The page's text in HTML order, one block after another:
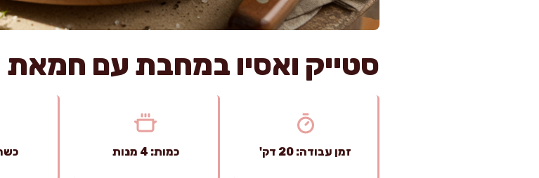
סטייק ואסיו במחבת עם חמאת
זמן עבודה: 20 דק' כמות: 4 מנות